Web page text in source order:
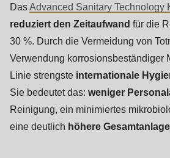
DasAdvanced Sanitary Technology
reduziert den Zeitaufwand für die
30 %. Durch die Vermeidung von
Verwendung korrosionsbeständiger
Linie strengste internationale
Sie bedeutet das: weniger
Reinigung, ein minimiertes
eine deutlich höhere